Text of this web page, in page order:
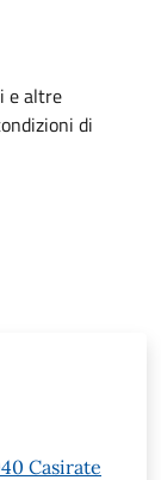
e altre
di
Casirate